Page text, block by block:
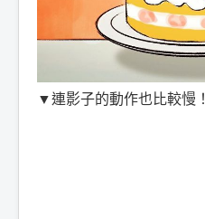
▼連影子的動作也比較慢！